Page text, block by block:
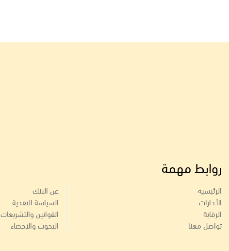
روابط مهمة
الرئيسية
الأدارات
الرقابة
تواصل معنا
عن البنك
السياسة النقدية
القوانين والتشريعات
البحوث والاحصاء